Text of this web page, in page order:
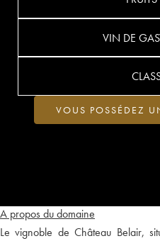
A propos du domaine
Le vignoble de Château Belair,
VIN DE
VOUS POSSÉDEZ